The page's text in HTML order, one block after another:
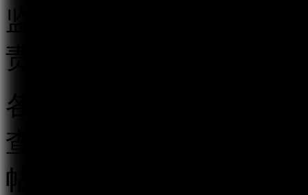
监督管理执法工作。地
责本行政区域的跟帖评
各级互联网信息办公室
查相结合的监督管理制
帖评论服务行为。